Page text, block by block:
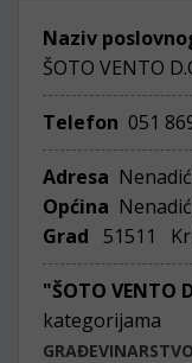
Naziv
ŠOTO VENTO
Telefon 051
Adresa
Općina
Grad
51511
"ŠOTO VENTO
kategorijama
GRAĐEVINARSTVO